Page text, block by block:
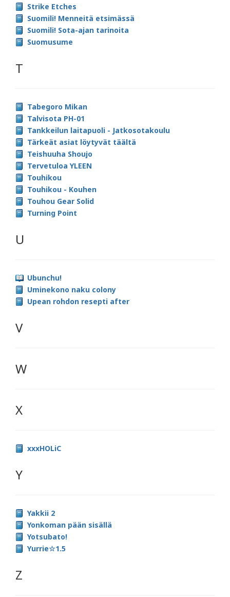
Strike Etches
Suomili! Menneitä etsimässä
Suomili! Sota-ajan tarinoita
Suomusume
T
Tabegoro Mikan
Talvisota PH-01
Tankkeilun laitapuoli - Jatkosotakoulu
Tärkeät asiat löytyvät täältä
Teishuuha Shoujo
Tervetuloa YLEEN
Touhikou
Touhikou - Kouhen
Touhou Gear Solid
Turning Point
U
Ubunchu!
Uminekono naku colony
Upean rohdon resepti after
V
W
X
xxxHOLiC
Y
Yakkii 2
Yonkoman pään sisällä
Yotsubato!
Yurrie☆1.5
Z